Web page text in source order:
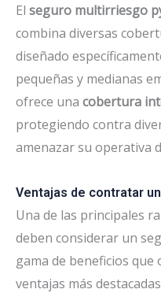
El seguro multirriesgo
combina diversas
diseñado
pequeñas y medianas
ofrece una cobertura
protegiendo contra
amenazar su operativa
Ventajas de contratar
Una de las principales
deben considerar un
gama de beneficios que
ventajas más